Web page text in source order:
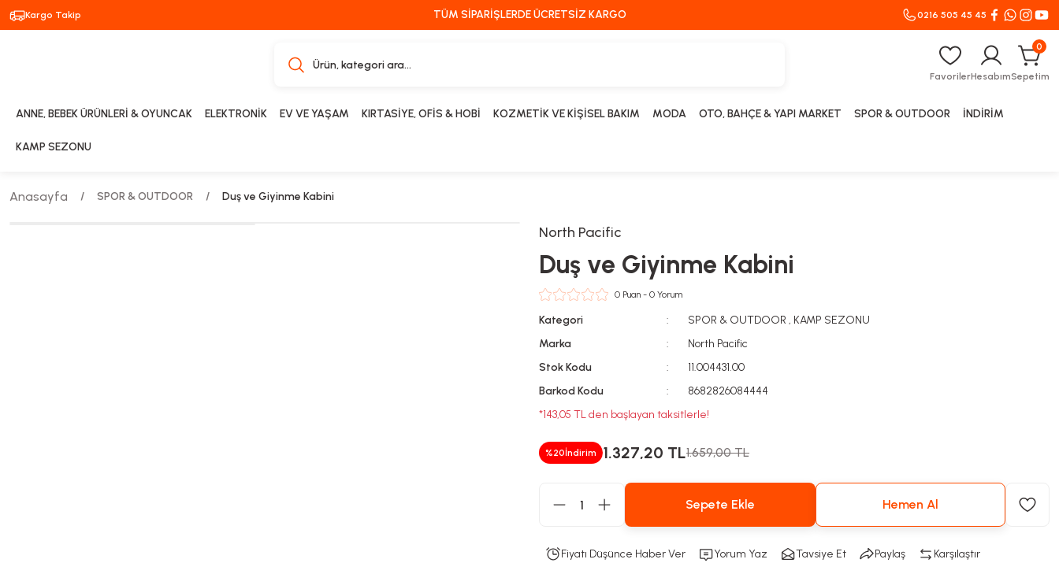
Kargo Takip TÜM SİPARİŞLERDE ÜCRETSİZ KARGO 0216 505 45 45
FavorilerHesabımSepetim
0
ANNE, BEBEK ÜRÜNLERİ & OYUNCAK ELEKTRONİK EV VE YAŞAM KIRTASİYE, OFİS & HOBİ KOZMETİK VE KİŞİSEL BAKIM MODA OTO, BAHÇE & YAPI MARKET SPOR & OUTDOOR İNDİRİM
KAMP SEZONU
Anasayfa SPOR & OUTDOOR Duş ve Giyinme Kabini
North Pacific
Duş ve Giyinme Kabini
0 Puan - 0 Yorum
Kategori SPOR & OUTDOOR , KAMP SEZONU
Marka
North Pacific
Stok Kodu
11.004431.00
Barkod Kodu
8682826084444
*143,05 TL den başlayan taksitlerle!
%20İndirim 1.327,20 TL1.659,00 TL
Sepete Ekle Hemen Al
Fiyatı Düşünce Haber Ver Yorum Yaz Tavsiye Et Paylaş Karşılaştır